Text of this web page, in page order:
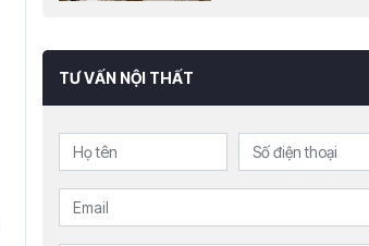
TƯ VẤN NỘI THẤT